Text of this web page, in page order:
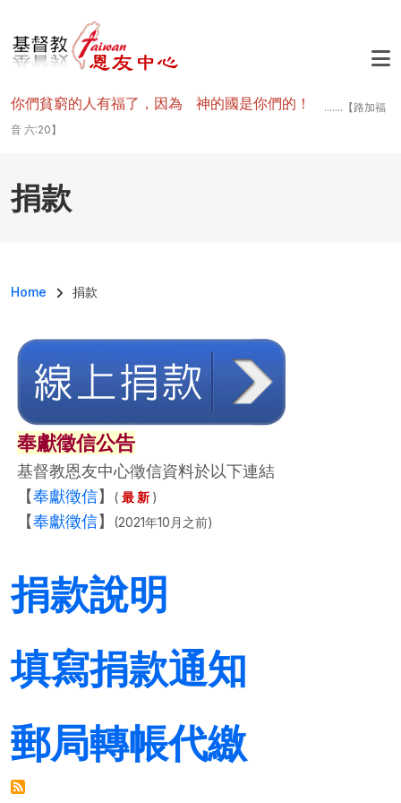
你們貧窮的人有福了，因為 神的國是你們的！
.......【路加福
音 六:20】
捐款
導航連結
Home 捐款
奉獻徵信公告
基督教恩友中心徵信資料於以下連結
【奉獻徵信】 ( 最 新 )
【奉獻徵信】 (2021年10月之前)
捐款說明
填寫捐款通知
郵局轉帳代繳